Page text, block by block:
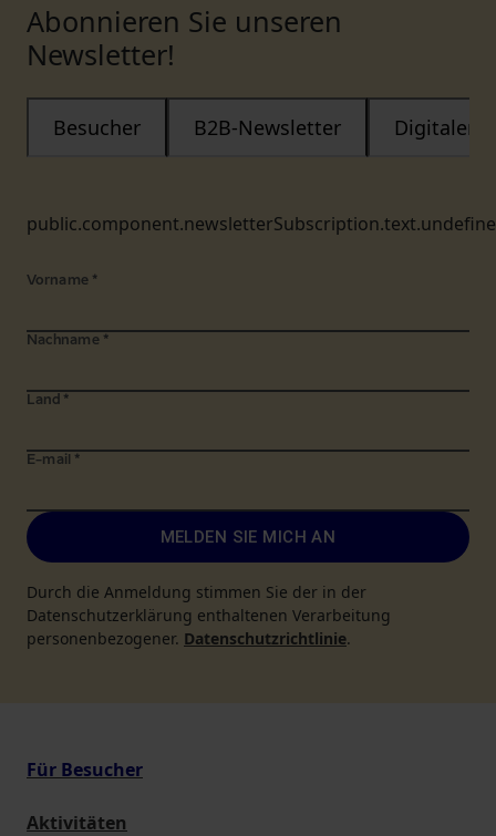
Abonnieren Sie unseren
Newsletter!
Besucher B2B-Newsletter Digitaler
Vorname *
Nachname *
Land *
E-mail *
MELDEN SIE MICH AN
Durch die Anmeldung stimmen Sie der in der
Datenschutzerklärung enthaltenen Verarbeitung
personenbezogener. Datenschutzrichtlinie.
Für Besucher
Aktivitäten